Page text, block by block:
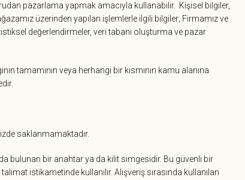
pazarlama yapmak amacıyla kullanabilir. Kişisel bilgiler,
üzerinden yapılan işlemlerle ilgili bilgiler; Firmamız ve
değerlendirmeler, veri tabanı oluşturma ve pazar
tamamının veya herhangi bir kısmının kamu alanına
saklanmamaktadır.
bulunan bir anahtar ya da kilit simgesidir. Bu güvenli bir
istikametinde kullanılır. Alışveriş sırasında kullanılan